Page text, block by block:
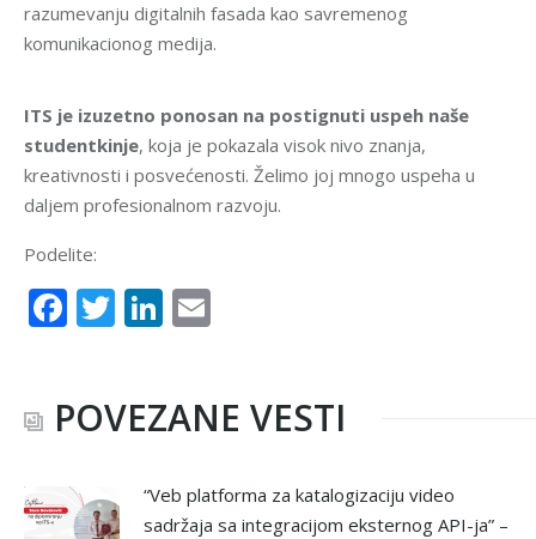
razumevanju digitalnih fasada kao savremenog
komunikacionog medija.
ITS je izuzetno ponosan na postignuti uspeh naše
studentkinje, koja je pokazala visok nivo znanja,
kreativnosti i posvećenosti. Želimo joj mnogo uspeha u
daljem profesionalnom razvoju.
Podelite:
Facebook
TwitterLinkedIn
POVEZANE VESTI
“Veb platforma za katalogizaciju video
sadržaja sa integracijom eksternog API-ja” –